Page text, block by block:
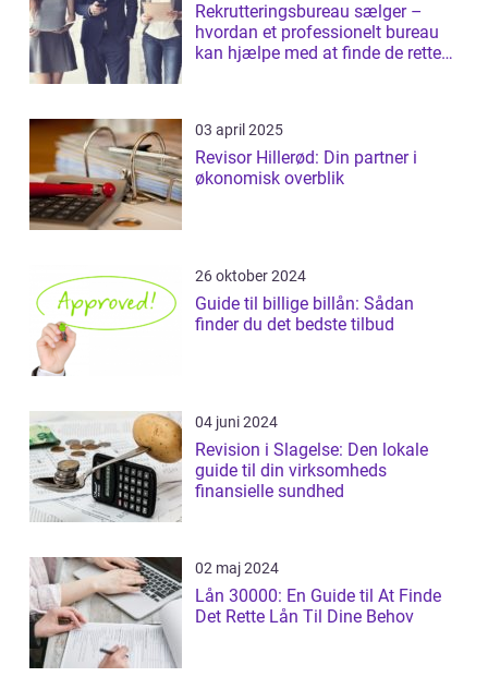
Rekrutteringsbureau sælger –
hvordan et professionelt bureau
kan hjælpe med at finde de rette
03 april 2025
Revisor Hillerød: Din partner i
økonomisk overblik
26 oktober 2024
Guide til billige billån: Sådan
finder du det bedste tilbud
04 juni 2024
Revision i Slagelse: Den lokale
guide til din virksomheds
finansielle sundhed
02 maj 2024
Lån 30000: En Guide til At Finde
Det Rette Lån Til Dine Behov